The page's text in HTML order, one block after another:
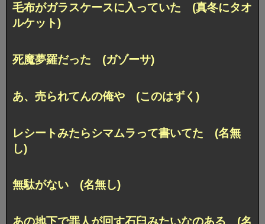
毛布がガラスケースに入っていた (真冬にタオ
ルケット)
死魔夢羅だった (ガゾーサ)
あ、売られてんの俺や (このはずく)
レシートみたらシマムラって書いてた (名無
し)
無駄がない (名無し)